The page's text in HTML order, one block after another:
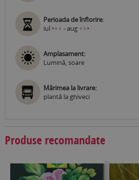
Perioada de înflorire:
iul ••• - aug •••
Amplasament:
Lumină, soare
Mărimea la livrare:
plantă la ghiveci
Produse recomandate